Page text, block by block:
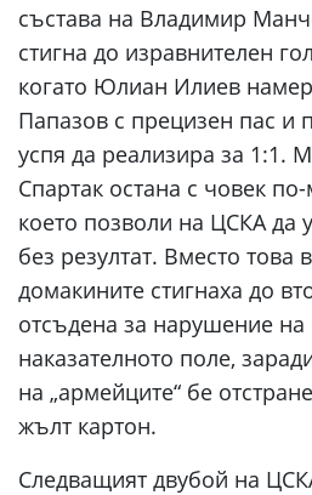
състава на Владимир
стигна до изравнителен
когато Юлиан Илиев
Папазов с прецизен пас и
успя да реализира за 1:1.
Спартак остана с човек
което позволи на ЦСКА да
без резултат. Вместо това
домакините стигнаха до
отсъдена за нарушение
наказателното поле,
на „армейците“ бе
жълт картон.
Следващият двубой на